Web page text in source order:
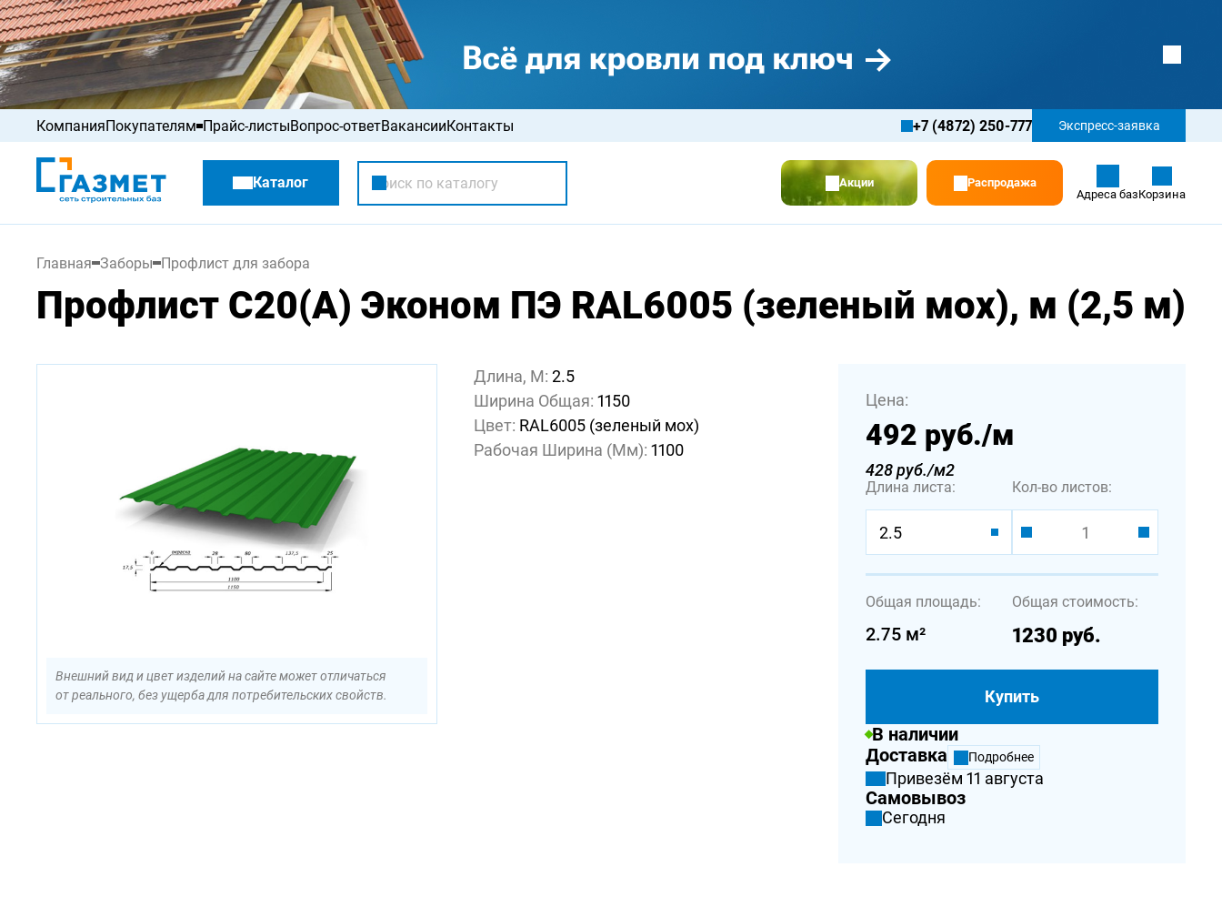
КомпанияПокупателям
Распродажа
Прайс-листыВопрос-ответВакансииКонтакты +7 (4872) 250-777 Экспресс-заявка
Каталог Акции
Распродажа
Адреса базКорзина
Главная Заборы Профлист для забора
Профлист С20(А) Эконом ПЭ RAL6005 (зеленый мох), м (2,5 м)
Внешний вид и цвет изделий на сайте может отличаться
от реального, без ущерба для потребительских свойств.
Длина, М: 2.5
Ширина Общая: 1150
Цвет: RAL6005 (зеленый мох)
Рабочая Ширина (мм): 1100
Цена:
492 руб./м
428 руб./м2
Длина листа:
2.5
Кол-во листов:
Общая площадь:
2.75 м²
Общая стоимость:
1230 руб.
Купить
В наличии
Доставка
Подробнее
Привезём 11 августа
Самовывоз
Сегодня